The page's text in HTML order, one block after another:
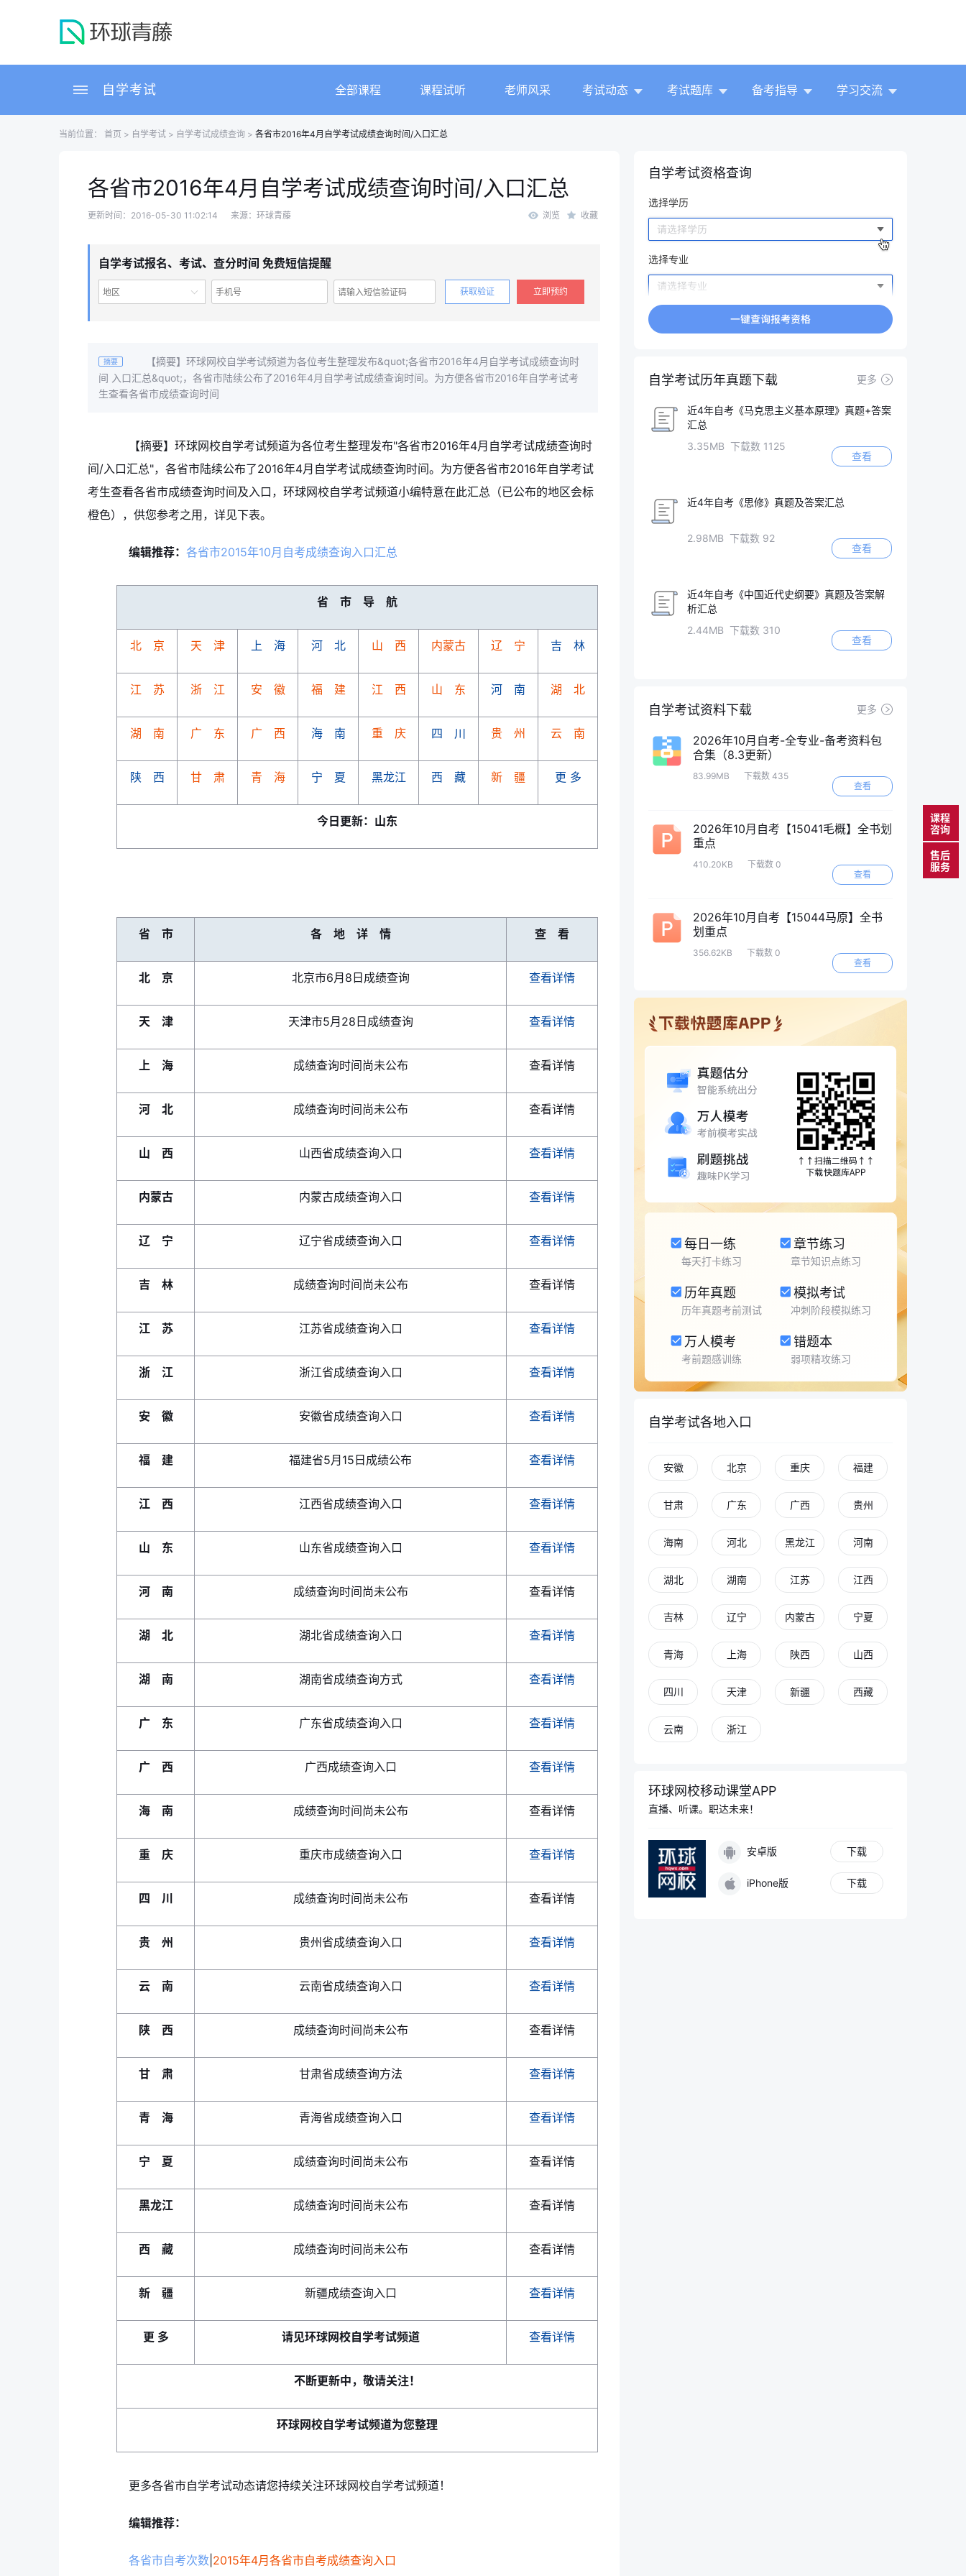
自学考试 全部课程 课程试听 老师风采 考试动态 考试题库 备考指导 学习交流
当前位置： 首页 > 自学考试 > 自学考试成绩查询 > 各省市2016年4月自学考试成绩查询时间/入口汇总
各省市2016年4月自学考试成绩查询时间/入口汇总
更新时间：2016-05-30 11:02:14 来源：环球青藤 浏览 收藏
自学考试报名、考试、查分时间 免费短信提醒
地区 获取验证 立即预约
摘要
【摘要】环球网校自学考试频道为各位考生整理发布&quot;各省市2016年4月自学考试成绩查询时
间 入口汇总&quot;，各省市陆续公布了2016年4月自学考试成绩查询时间。为方便各省市2016年自学考试考
生查看各省市成绩查询时间
【摘要】环球网校自学考试频道为各位考生整理发布"各省市2016年4月自学考试成绩查询时
间/入口汇总"，各省市陆续公布了2016年4月自学考试成绩查询时间。为方便各省市2016年自学考试
考生查看各省市成绩查询时间及入口，环球网校自学考试频道小编特意在此汇总（已公布的地区会标
橙色），供您参考之用，详见下表。
编辑推荐： 各省市2015年10月自考成绩查询入口汇总
省 市 导 航
北 京 天 津 上 海 河 北 山 西 内蒙古 辽 宁 吉 林
江 苏 浙 江 安 徽 福 建 江 西 山 东 河 南 湖 北
湖 南 广 东 广 西 海 南 重 庆 四 川 贵 州 云 南
陕 西 甘 肃 青 海 宁 夏 黑龙江 西 藏 新 疆 更 多
今日更新：山东
省 市 各 地 详 情 查 看
北 京 北京市6月8日成绩查询 查看详情
天 津 天津市5月28日成绩查询 查看详情
上 海 成绩查询时间尚未公布 查看详情
河 北 成绩查询时间尚未公布 查看详情
山 西 山西省成绩查询入口 查看详情
内蒙古 内蒙古成绩查询入口 查看详情
辽 宁 辽宁省成绩查询入口 查看详情
吉 林 成绩查询时间尚未公布 查看详情
江 苏 江苏省成绩查询入口 查看详情
浙 江 浙江省成绩查询入口 查看详情
安 徽 安徽省成绩查询入口 查看详情
福 建 福建省5月15日成绩公布 查看详情
江 西 江西省成绩查询入口 查看详情
山 东 山东省成绩查询入口 查看详情
河 南 成绩查询时间尚未公布 查看详情
湖 北 湖北省成绩查询入口 查看详情
湖 南 湖南省成绩查询方式 查看详情
广 东 广东省成绩查询入口 查看详情
广 西 广西成绩查询入口 查看详情
海 南 成绩查询时间尚未公布 查看详情
重 庆 重庆市成绩查询入口 查看详情
四 川 成绩查询时间尚未公布 查看详情
贵 州 贵州省成绩查询入口 查看详情
云 南 云南省成绩查询入口 查看详情
陕 西 成绩查询时间尚未公布 查看详情
甘 肃 甘肃省成绩查询方法 查看详情
青 海 青海省成绩查询入口 查看详情
宁 夏 成绩查询时间尚未公布 查看详情
黑龙江 成绩查询时间尚未公布 查看详情
西 藏 成绩查询时间尚未公布 查看详情
新 疆 新疆成绩查询入口 查看详情
更 多 请见环球网校自学考试频道 查看详情
不断更新中，敬请关注！
环球网校自学考试频道为您整理
更多各省市自学考试动态请您持续关注环球网校自学考试频道！
编辑推荐：
各省市自考次数 2015年4月各省市自考成绩查询入口
自学考试资格查询
自学考试历年真题下载 更多
近4年自考《马克思主义基本原理》真题+答案
汇总
3.35MB 下载数 1125
查看
近4年自考《思修》真题及答案汇总
2.98MB 下载数 92
查看
近4年自考《中国近代史纲要》真题及答案解
析汇总
2.44MB 下载数 310
查看
自学考试资料下载 更多
2026年10月自考-全专业-备考资料包
合集（8.3更新）
83.99MB
下载数 435
查看
2026年10月自考【15041毛概】全书划
重点
410.20KB
下载数 0
查看
2026年10月自考【15044马原】全书
划重点
356.62KB
下载数 0
查看
每日一练
每天打卡练习
章节练习
章节知识点练习
历年真题
历年真题考前测试
模拟考试
冲刺阶段模拟练习
万人模考
考前题感训练
错题本
弱项精攻练习
自学考试各地入口
安徽 北京 重庆 福建
甘肃 广东 广西 贵州
海南 河北 黑龙江 河南
湖北 湖南 江苏 江西
吉林 辽宁 内蒙古 宁夏
青海 上海 陕西 山西
四川 天津 新疆 西藏
云南 浙江
环球网校移动课堂APP
直播、听课。职达未来！
安卓版 下载
iPhone版 下载
课程
咨询
售后
服务